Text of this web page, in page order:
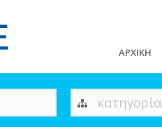
ΑΡΧΙΚΗ
κατηγορία